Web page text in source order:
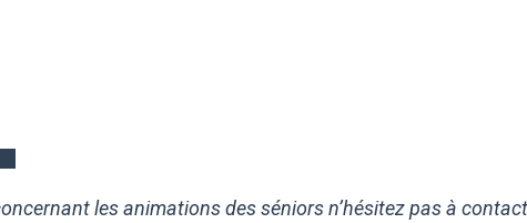
les animations des séniors n’hésitez pas à